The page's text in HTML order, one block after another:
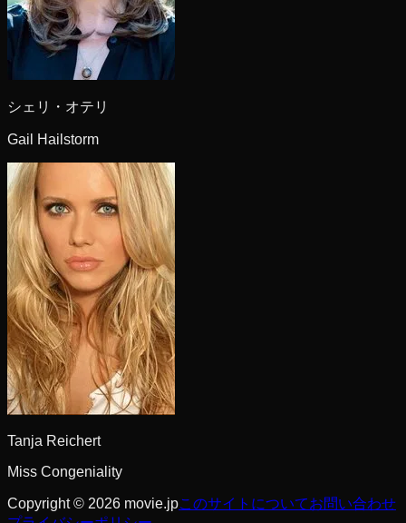
シェリ・オテリ
Gail Hailstorm
Tanja Reichert
Miss Congeniality
Copyright © 2026 movie.jpこのサイトについてお問い合わせ